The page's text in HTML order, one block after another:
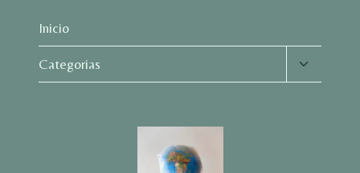
Inicio
Categorias
Alternar
menú